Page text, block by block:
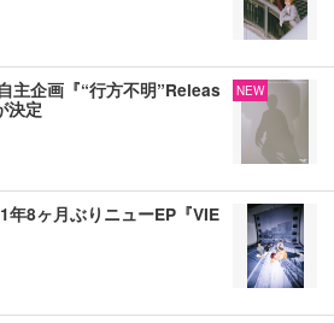
主企画『“行方不明”Releas
決定
NEW
8ヶ月ぶりニューEP『VIE